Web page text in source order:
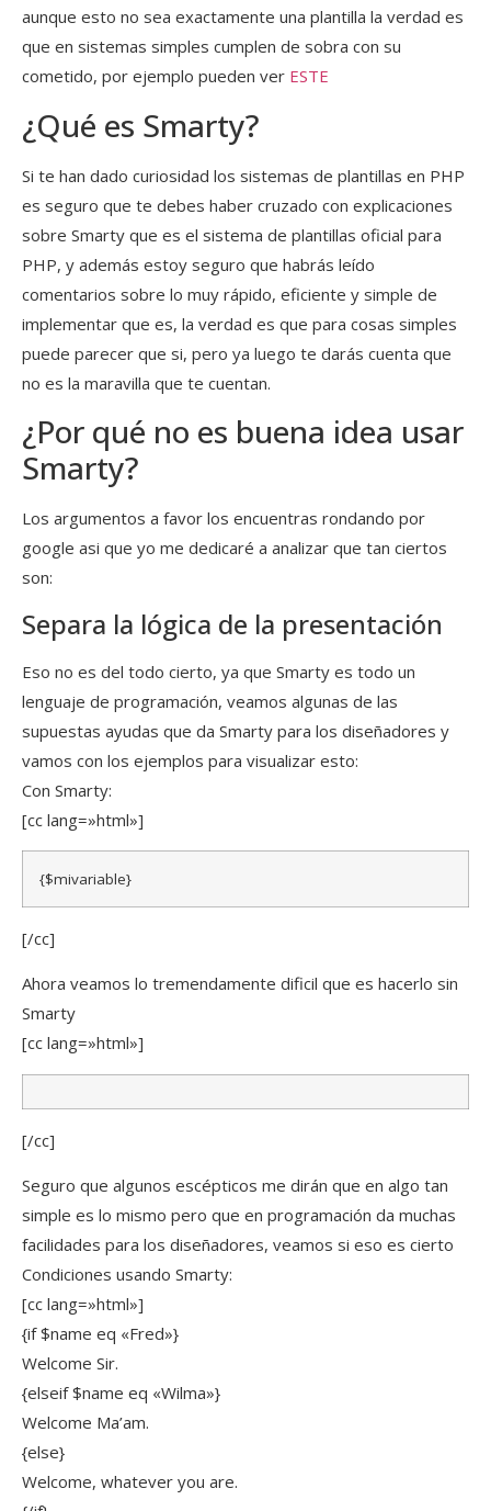
aunque esto no sea exactamente una plantilla la verdad es
que en sistemas simples cumplen de sobra con su
cometido, por ejemplo pueden ver ESTE
¿Qué es Smarty?
Si te han dado curiosidad los sistemas de plantillas en PHP
es seguro que te debes haber cruzado con explicaciones
sobre Smarty que es el sistema de plantillas oficial para
PHP, y además estoy seguro que habrás leído
comentarios sobre lo muy rápido, eficiente y simple de
implementar que es, la verdad es que para cosas simples
puede parecer que si, pero ya luego te darás cuenta que
no es la maravilla que te cuentan.
¿Por qué no es buena idea usar
Smarty?
Los argumentos a favor los encuentras rondando por
google asi que yo me dedicaré a analizar que tan ciertos
son:
Separa la lógica de la presentación
Eso no es del todo cierto, ya que Smarty es todo un
lenguaje de programación, veamos algunas de las
supuestas ayudas que da Smarty para los diseñadores y
vamos con los ejemplos para visualizar esto:
Con Smarty:
[cc lang=»html»]
{$mivariable}
[/cc]
Ahora veamos lo tremendamente dificil que es hacerlo sin
Smarty
[cc lang=»html»]
[/cc]
Seguro que algunos escépticos me dirán que en algo tan
simple es lo mismo pero que en programación da muchas
facilidades para los diseñadores, veamos si eso es cierto
Condiciones usando Smarty:
[cc lang=»html»]
{if $name eq «Fred»}
Welcome Sir.
{elseif $name eq «Wilma»}
Welcome Ma’am.
{else}
Welcome, whatever you are.